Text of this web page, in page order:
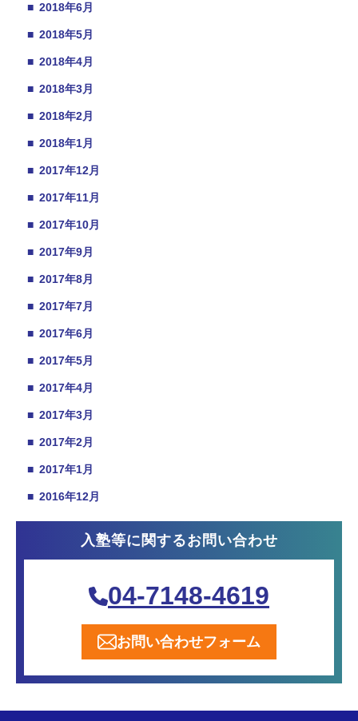
■ 2018年6月
■ 2018年5月
■ 2018年4月
■ 2018年3月
■ 2018年2月
■ 2018年1月
■ 2017年12月
■ 2017年11月
■ 2017年10月
■ 2017年9月
■ 2017年8月
■ 2017年7月
■ 2017年6月
■ 2017年5月
■ 2017年4月
■ 2017年3月
■ 2017年2月
■ 2017年1月
■ 2016年12月
入塾等に関するお問い合わせ
04-7148-4619
お問い合わせフォーム